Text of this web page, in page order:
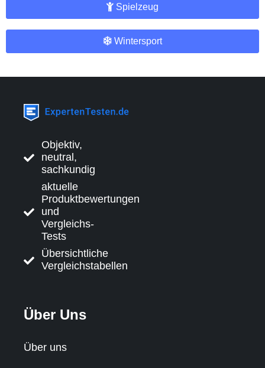
Spielzeug
Wintersport
Objektiv,
neutral,
sachkundig
aktuelle
Produktbewertungen
und
Vergleichs-
Tests
Übersichtliche
Vergleichstabellen
Über Uns
Über uns